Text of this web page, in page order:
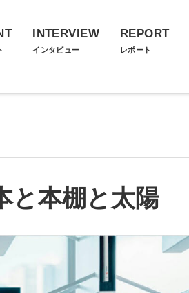
INTERVIEW
インタビュー
REPORT
レポート
と本棚と太陽